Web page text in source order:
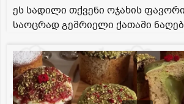
ეს სადილი თქვენი ოჯახის
საოცრად გემრიელი ქათამი